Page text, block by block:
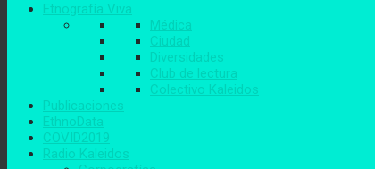
Etnografía Viva
Médica
Ciudad
Diversidades
Club de lectura
Colectivo Kaleidos
Publicaciones
EthnoData
COVID2019
Radio Kaleidos